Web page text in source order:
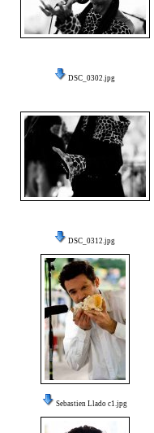
DSC_0302.jpg
DSC_0312.jpg
Sebastien Llado c1.jpg